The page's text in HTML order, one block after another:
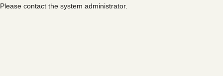
Please contact the system administrator.